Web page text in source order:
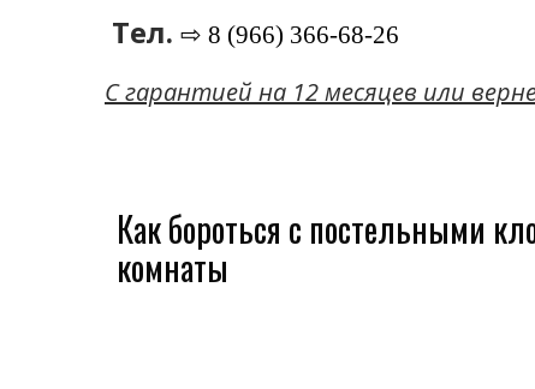
Тел. ⇨ 8 (966) 366-68-26
C гарантией на 12 месяцев или
Как бороться с постельными
комнаты